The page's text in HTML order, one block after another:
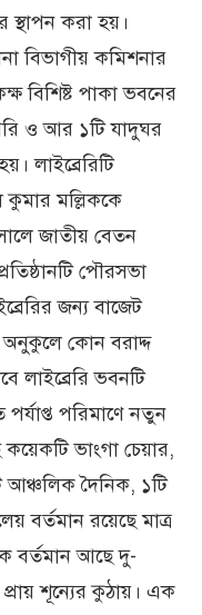
স্থাপন করা হয়।
বিভাগীয় কমিশনার
পাকা ভবনের
ও আর ১টি যাদুঘর
লাইব্রেরিটি
মল্লিককে
জাতীয় বেতন
পৌরসভা
জন্য বাজেট
অনুকুলে কোন বরাদ্দ
লাইব্রেরি ভবনটি
পর্যাপ্ত পরিমাণে নতুন
ভাংগা চেয়ার,
আঞ্চলিক দৈনিক, ১টি
বর্তমান রয়েছে মাত্র
বর্তমান আছে দু-
শূন্যের কুঠায়। এক